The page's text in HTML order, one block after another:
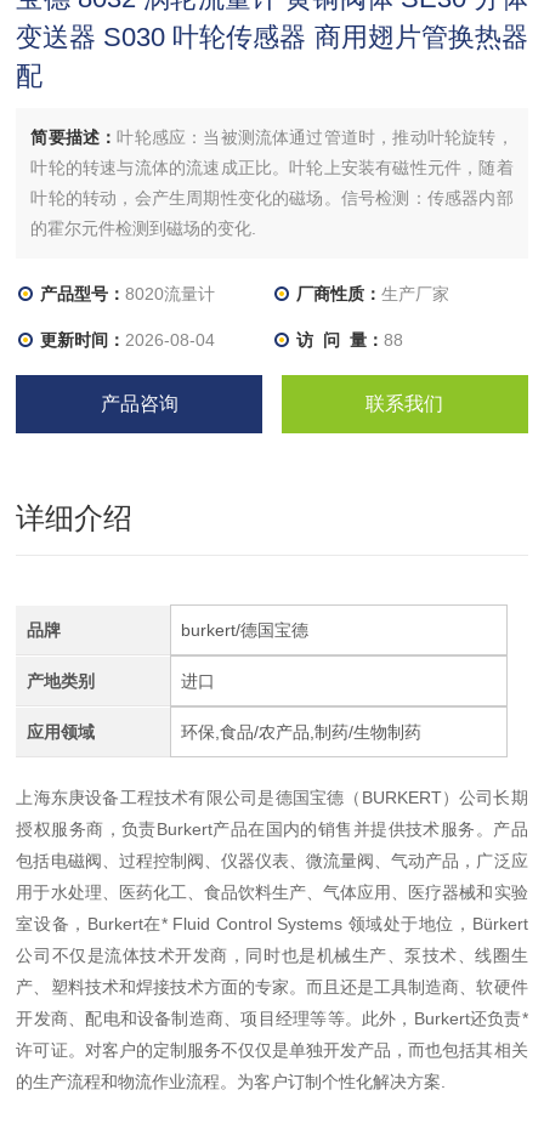
变送器 S030 叶轮传感器 商用翅片管换热器
配
简要描述：叶轮感应：当被测流体通过管道时，推动叶轮旋转，
叶轮的转速与流体的流速成正比。叶轮上安装有磁性元件，随着
叶轮的转动，会产生周期性变化的磁场。信号检测：传感器内部
的霍尔元件检测到磁场的变化.
产品型号：8020流量计 厂商性质： 生产厂家
更新时间： 2026-08-04 访 问 量： 88
产品咨询 联系我们
详细介绍
品牌 burkert/德国宝德
产地类别 进口
应用领域 环保,食品/农产品,制药/生物制药
上海东庚设备工程技术有限公司是德国宝德（BURKERT）公司长期
授权服务商，负责Burkert产品在国内的销售并提供技术服务。产品
包括电磁阀、过程控制阀、仪器仪表、微流量阀、气动产品，广泛应
用于水处理、医药化工、食品饮料生产、气体应用、医疗器械和实验
室设备，Burkert在* Fluid Control Systems 领域处于地位，Bürkert
公司不仅是流体技术开发商，同时也是机械生产、泵技术、线圈生
产、塑料技术和焊接技术方面的专家。而且还是工具制造商、软硬件
开发商、配电和设备制造商、项目经理等等。此外，Burkert还负责*
许可证。对客户的定制服务不仅仅是单独开发产品，而也包括其相关
的生产流程和物流作业流程。为客户订制个性化解决方案.